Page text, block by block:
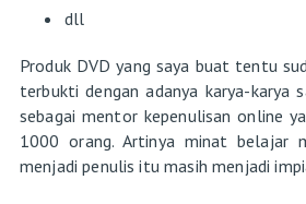
dll
Produk DVD yang saya buat tentu
terbukti dengan adanya karya-karya
sebagai mentor kepenulisan online
1000 orang. Artinya minat belajar
menjadi penulis itu masih menjadi